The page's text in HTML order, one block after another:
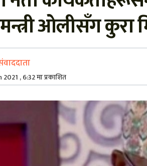
ओलीसँग कुरा
, 6:32 मा प्रकाशित